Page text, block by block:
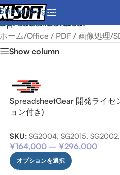
Skip to navigation
Skip to main content
SpreadsheetGear
ホーム/Office / PDF / 画像処理/
Show column
SpreadsheetGear 開発ライセ
ョン付き)
SKU: SG2004, SG2015,
¥164,000 – ¥296,000
オプションを選択